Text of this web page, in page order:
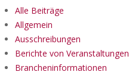
Alle Beiträge
Allgemein
Ausschreibungen
Berichte von Veranstaltungen
Brancheninformationen